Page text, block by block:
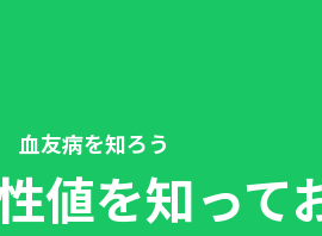
血友病を知ろう
値を知って